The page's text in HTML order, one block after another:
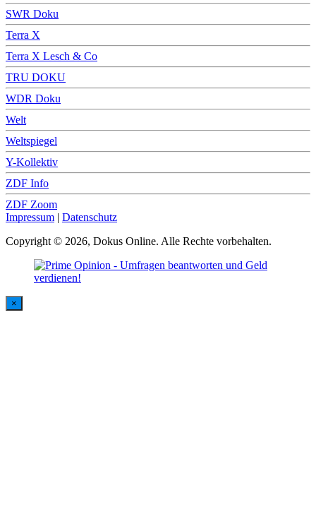
SWR Doku
Terra X
Terra X Lesch & Co
TRU DOKU
WDR Doku
Welt
Weltspiegel
Y-Kollektiv
ZDF Info
ZDF Zoom
Impressum | Datenschutz
Copyright © 2026, Dokus Online. Alle Rechte vorbehalten.
×